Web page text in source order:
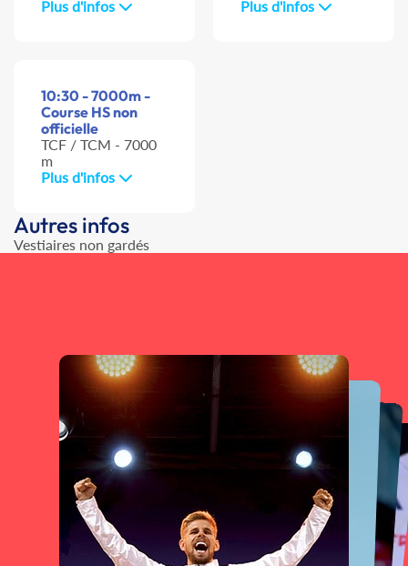
Plus d'infos Plus d'infos
10:30 - 7000m -
Course HS non
officielle
TCF / TCM - 7000
m
Plus d'infos
Autres infos
Vestiaires non gardés